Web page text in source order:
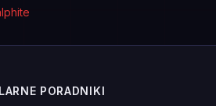
PORADNIKI